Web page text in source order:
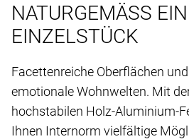
NATURGEMÄSS EIN
EINZELSTÜCK
Facettenreiche Oberflächen
emotionale Wohnwelten. Mit
hochstabilen Holz-Aluminium-
Ihnen Internorm vielfältige